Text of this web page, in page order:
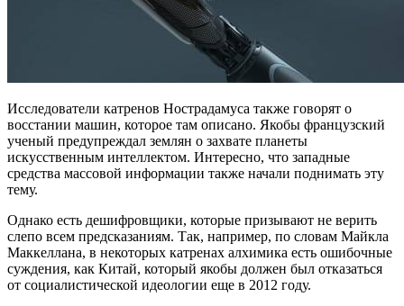
Исследователи катренов Нострадамуса также говорят о
восстании машин, которое там описано. Якобы французский
ученый предупреждал землян о захвате планеты
искусственным интеллектом. Интересно, что западные
средства массовой информации также начали поднимать эту
тему.
Однако есть дешифровщики, которые призывают не верить
слепо всем предсказаниям. Так, например, по словам Майкла
Маккеллана, в некоторых катренах алхимика есть ошибочные
суждения, как Китай, который якобы должен был отказаться
от социалистической идеологии еще в 2012 году.